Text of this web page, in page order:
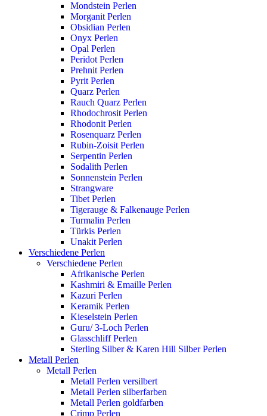
Mondstein Perlen
Morganit Perlen
Obsidian Perlen
Onyx Perlen
Opal Perlen
Peridot Perlen
Prehnit Perlen
Pyrit Perlen
Quarz Perlen
Rauch Quarz Perlen
Rhodochrosit Perlen
Rhodonit Perlen
Rosenquarz Perlen
Rubin-Zoisit Perlen
Serpentin Perlen
Sodalith Perlen
Sonnenstein Perlen
Strangware
Tibet Perlen
Tigerauge & Falkenauge Perlen
Turmalin Perlen
Türkis Perlen
Unakit Perlen
Verschiedene Perlen
Verschiedene Perlen
Afrikanische Perlen
Kashmiri & Emaille Perlen
Kazuri Perlen
Keramik Perlen
Kieselstein Perlen
Guru/ 3-Loch Perlen
Glasschliff Perlen
Sterling Silber & Karen Hill Silber Perlen
Metall Perlen
Metall Perlen
Metall Perlen versilbert
Metall Perlen silberfarben
Metall Perlen goldfarben
Crimp Perlen